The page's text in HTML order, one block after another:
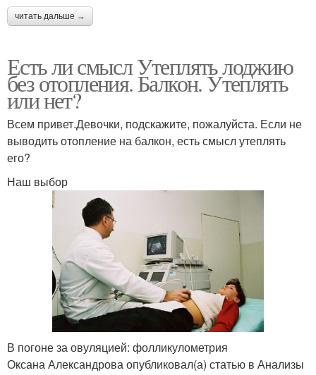
читать дальше →
Есть ли смысл Утеплять лоджию
без отопления. Балкон. Утеплять
или нет?
Всем привет.Девочки, подскажите, пожалуйста. Если не
выводить отопление на балкон, есть смысл утеплять
его?
Наш выбор
В погоне за овуляцией: фолликулометрия
Оксана Александрова опубликовал(а) статью в Анализы